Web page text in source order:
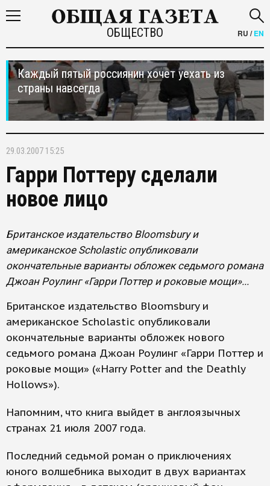
ОБЩЕСТВО RU /EN
Каждый пятый россиянин хочет уехать из
страны навсегда
29.03.2007 15:25
Гарри Поттеру сделали
новое лицо
Британское издательство Bloomsbury и
американское Scholastic опубликовали
окончательные варианты обложек седьмого романа
Джоан Роулинг «Гарри Поттер и роковые мощи»...
Британское издательство Bloomsbury и
американское Scholastic опубликовали
окончательные варианты обложек нового
седьмого романа Джоан Роулинг «Гарри Поттер и
роковые мощи» («Harry Potter and the Deathly
Hollows»).
Напомним, что книга выйдет в англоязычных
странах 21 июля 2007 года.
Последний седьмой роман о приключениях
юного волшебника выходит в двух вариантах